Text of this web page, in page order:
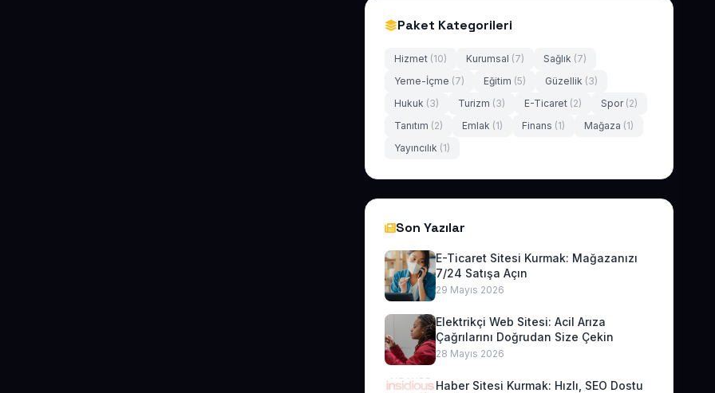
Paket Kategorileri
Hizmet (10) Kurumsal (7) Sağlık (7)
Yeme-İçme (7) Eğitim (5) Güzellik (3)
Hukuk (3) Turizm (3) E-Ticaret (2) Spor (2)
Tanıtım (2) Emlak (1) Finans (1) Mağaza (1)
Yayıncılık (1)
Son Yazılar
E-Ticaret Sitesi Kurmak: Mağazanızı
7/24 Satışa Açın
29 Mayıs 2026
Elektrikçi Web Sitesi: Acil Arıza
Çağrılarını Doğrudan Size Çekin
28 Mayıs 2026
Haber Sitesi Kurmak: Hızlı, SEO Dostu